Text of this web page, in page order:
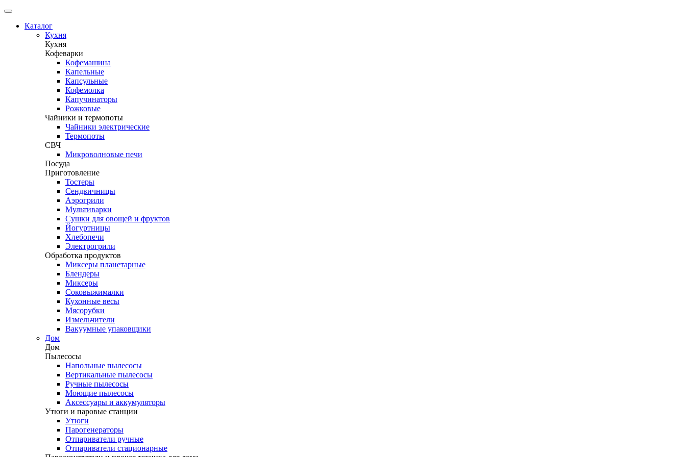
Каталог
Кухня
Кухня
Кофеварки
Кофемашина
Капельные
Капсульные
Кофемолка
Капучинаторы
Рожковые
Чайники и термопоты
Чайники электрические
Термопоты
СВЧ
Микроволновые печи
Посуда
Приготовление
Тостеры
Сендвичницы
Аэрогрили
Мультиварки
Сушки для овощей и фруктов
Йогуртницы
Хлебопечи
Электрогрили
Обработка продуктов
Миксеры планетарные
Блендеры
Миксеры
Соковыжималки
Кухонные весы
Мясорубки
Измельчители
Вакуумные упаковщики
Дом
Дом
Пылесосы
Напольные пылесосы
Вертикальные пылесосы
Ручные пылесосы
Моющие пылесосы
Аксессуары и аккумуляторы
Утюги и паровые станции
Утюги
Парогенераторы
Отпариватели ручные
Отпариватели стационарные